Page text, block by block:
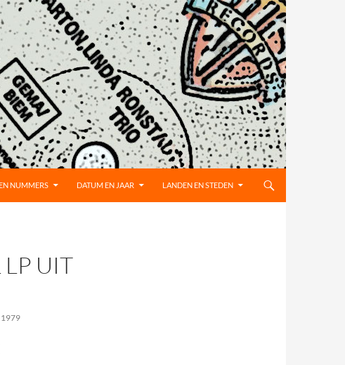
NUMMERS DATUM EN JAAR LANDEN EN STEDEN
UIT
1979